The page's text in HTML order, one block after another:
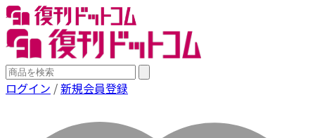
ログイン /新規会員登録